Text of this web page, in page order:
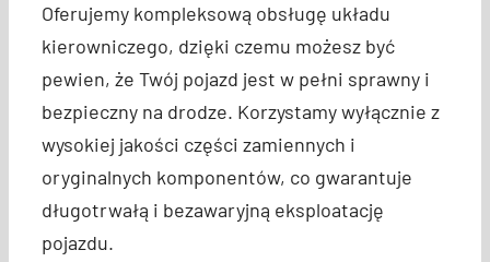
Oferujemy kompleksową obsługę układu
kierowniczego, dzięki czemu możesz być
pewien, że Twój pojazd jest w pełni sprawny i
bezpieczny na drodze. Korzystamy wyłącznie z
wysokiej jakości części zamiennych i
oryginalnych komponentów, co gwarantuje
długotrwałą i bezawaryjną eksploatację
pojazdu.